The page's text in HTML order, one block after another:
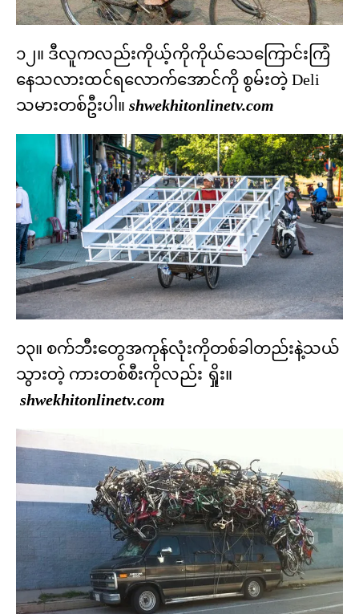
၁၂။ ဒီလူကလည်းကိုယ့်ကိုကိုယ်သေကြောင်းကြံ
နေသလားထင်ရလောက်အောင်ကို စွမ်းတဲ့ Deli
သမားတစ်ဦးပါ။ shwekhitonlinetv.com
၁၃။ စက်ဘီးတွေအကုန်လုံးကိုတစ်ခါတည်းနဲ့သယ်
သွားတဲ့ ကားတစ်စီးကိုလည်း ရှိုး။
shwekhitonlinetv.com